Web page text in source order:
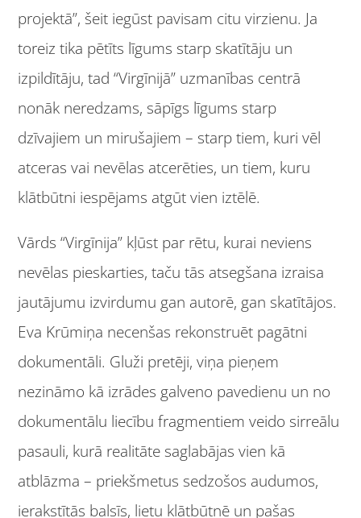
projektā”, šeit iegūst pavisam citu virzienu. Ja
toreiz tika pētīts līgums starp skatītāju un
izpildītāju, tad “Virgīnijā” uzmanības centrā
nonāk neredzams, sāpīgs līgums starp
dzīvajiem un mirušajiem – starp tiem, kuri vēl
atceras vai nevēlas atcerēties, un tiem, kuru
klātbūtni iespējams atgūt vien iztēlē.
Vārds “Virgīnija” kļūst par rētu, kurai neviens
nevēlas pieskarties, taču tās atsegšana izraisa
jautājumu izvirdumu gan autorē, gan skatītājos.
Eva Krūmiņa necenšas rekonstruēt pagātni
dokumentāli. Gluži pretēji, viņa pieņem
nezināmo kā izrādes galveno pavedienu un no
dokumentālu liecību fragmentiem veido sirreālu
pasauli, kurā realitāte saglabājas vien kā
atblāzma – priekšmetus sedzošos audumos,
ierakstītās balsīs, lietu klātbūtnē un pašas